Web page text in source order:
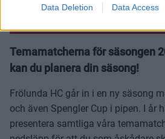
Data Deletion Data Access
Temamatcherna för säsongen
kan du planera din säsong!
Frölunda HC går in i en ny säsong
och även Spengler Cup i pipen. I år
presentera samtliga våra